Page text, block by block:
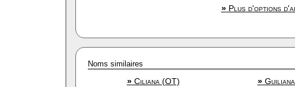
»Plus d'options
Noms similaires
»Ciliana (OT) »